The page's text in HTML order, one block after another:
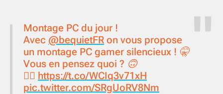
Montage PC du jour !
Avec @bequietFR on vous propose
un montage PC gamer silencieux ! 🤫
Vous en pensez quoi ? 🙃
👉🏻 https://t.co/WCIq3v71xH
pic.twitter.com/SRgUoRV8Nm